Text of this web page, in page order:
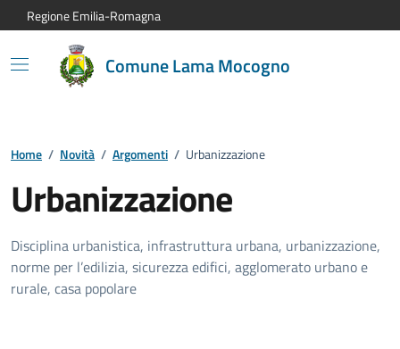
Vai al contenuto principale
Vai alla navigazione del sito
Vai al piede di pagina
Regione Emilia-Romagna
Comune Lama Mocogno
Home / Novità / Argomenti / Urbanizzazione
Urbanizzazione
Disciplina urbanistica, infrastruttura urbana, urbanizzazione,
norme per l’edilizia, sicurezza edifici, agglomerato urbano e
rurale, casa popolare